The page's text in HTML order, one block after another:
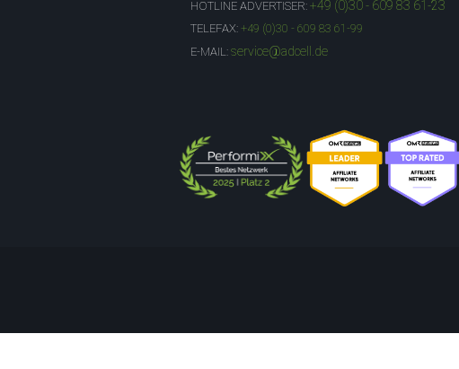
HOTLINE ADVERTISER: +49 (0)30 - 609 83 61-23
TELEFAX: +49 (0)30 - 609 83 61-99
E-MAIL: service@adcell.de